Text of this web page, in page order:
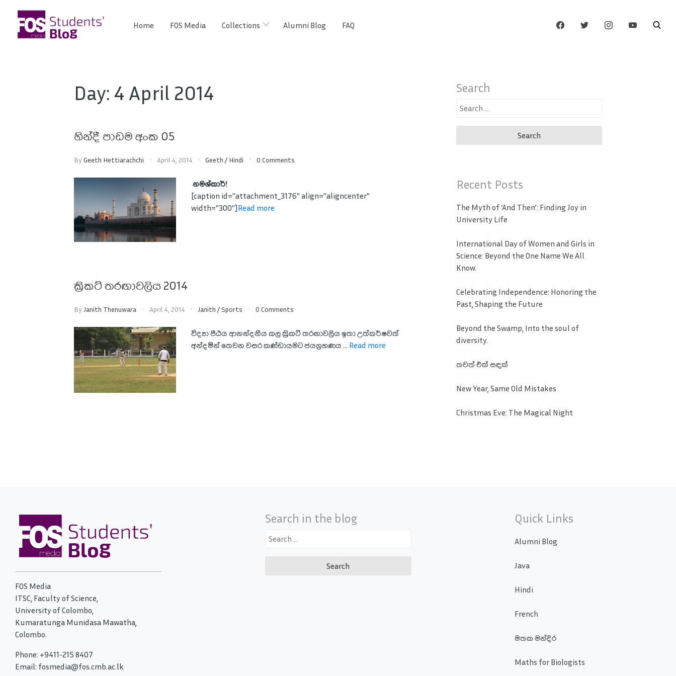
content
FOS
Blog
Home FOS Media Collections Alumni Blog FAQ
Day: 4 April 2014
හින්දී පාඩම අංක 05
ByGeeth Hettiarachchi April 4, 2014 Geeth / Hindi 0 Comments
නමශ්කාර්!
[caption id="attachment_3176" align="aligncenter"
width="300"]Read more
ක්‍රිකට් තරඟාවලිය 2014
ByJanith Thenuwara April 4, 2014 Janith /Sports 0 Comments
විද්‍යා පීඨය ආනන්දනීය කල ක්‍රිකට් තරඟාවලිය ඉතා උත්කර්ෂවත්
අන්දමින් තෙවන වසර කණ්ඩායමට ජයග්‍රහණය ... Read more
Search
Search
Recent Posts
The Myth of ‘And Then’: Finding Joy in
University Life
International Day of Women and Girls in
Science: Beyond the One Name We All
Know.
Celebrating Independence: Honoring the
Past, Shaping the Future
Beyond the Swamp, Into the soul of
diversity.
තවත් එක් සඳක්
New Year, Same Old Mistakes
Christmas Eve: The Magical Night
FOS Media
ITSC, Faculty of Science,
University of Colombo,
Kumaratunga Munidasa Mawatha,
Colombo.
Phone: +9411-215 8407
Email: fosmedia@fos.cmb.ac.lk
Search in the blog
Search
Quick Links
Alumni Blog
Java
Hindi
French
මතක මන්දිර
Maths for Biologists